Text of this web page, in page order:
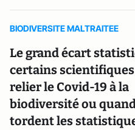
BIODIVERSITE MALTRAITEE
Le grand écart
certains
relier le Covid-19 à la
biodiversité ou
tordent les